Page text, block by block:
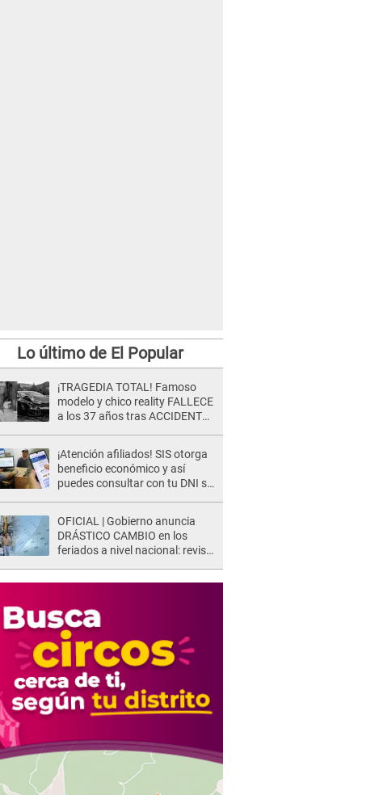
Lo último de El Popular
¡TRAGEDIA TOTAL! Famoso
modelo y chico reality FALLECE
a los 37 años tras ACCIDENTE
¡Atención afiliados! SIS otorga
beneficio económico y así
puedes consultar con tu DNI si
OFICIAL | Gobierno anuncia
DRÁSTICO CAMBIO en los
feriados a nivel nacional: revisa